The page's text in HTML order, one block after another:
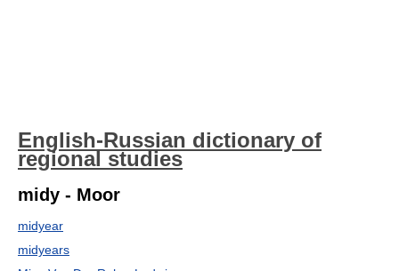
English-Russian dictionary of
regional studies
midy - Moor
midyear
midyears